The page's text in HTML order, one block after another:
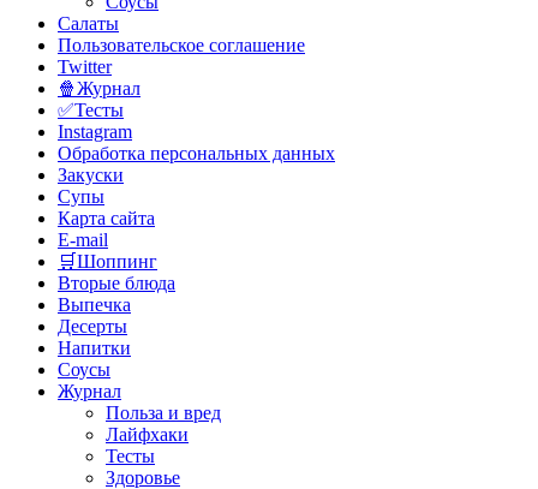
Салаты
Пользовательское соглашение
Twitter
🍿Журнал
✅Тесты
Instagram
Обработка персональных данных
Закуски
Супы
Карта сайта
E-mail
🛒Шоппинг
Вторые блюда
Выпечка
Десерты
Напитки
Соусы
Журнал
Польза и вред
Лайфхаки
Тесты
Здоровье